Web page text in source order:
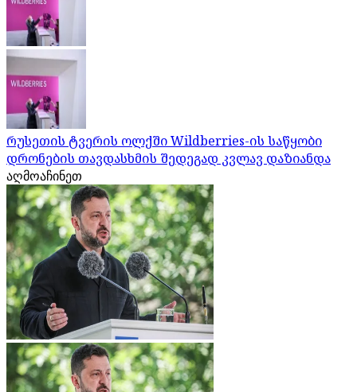
რუსეთის ტვერის ოლქში Wildberries-ის საწყობი
დრონების თავდასხმის შედეგად კვლავ დაზიანდა
აღმოაჩინეთ